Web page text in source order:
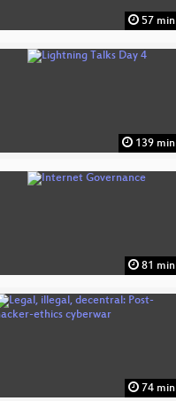
57 min
139 min
81 min
74 min